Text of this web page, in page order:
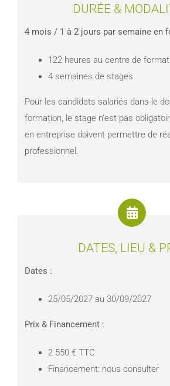
DURÉE &
4 mois / 1 à 2 jours par semaine en
122 heures au centre de
4 semaines de stages
Pour les candidats salariés dans le
formation, le stage n’est pas
en entreprise doivent permettre de
professionnel.
DATES, LIEU &
Dates :
25/05/2027 au 30/09/2027
Prix & Financement :
2 550 € TTC
Financement: nous consulter